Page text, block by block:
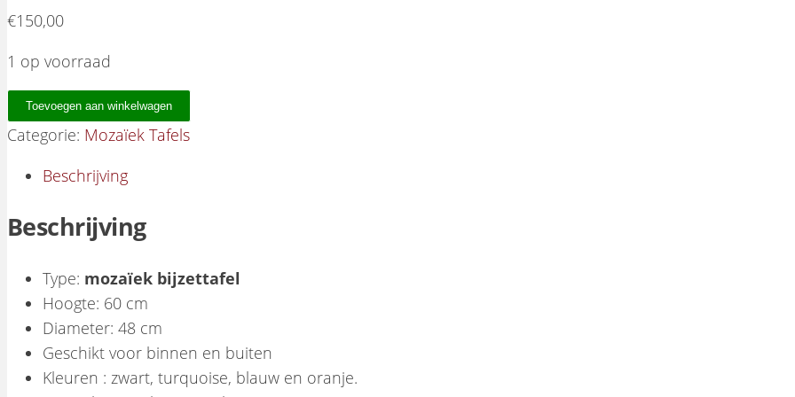
€150,00
1 op voorraad
Mozaïekbijzettafel Fleurig aantal
Toevoegen aan winkelwagen
Categorie: Mozaïek Tafels
Beschrijving
Beschrijving
Type: mozaïek bijzettafel
Hoogte: 60 cm
Diameter: 48 cm
Geschikt voor binnen en buiten
Kleuren : zwart, turquoise, blauw en oranje.